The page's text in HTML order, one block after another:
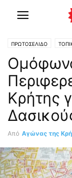
ΠΡΩΤΟΣΕΛΙΔΟ
Κρήτης
Από Αγώνας της